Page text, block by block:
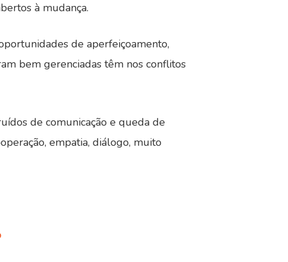
à mudança.
de aperfeiçoamento,
bem gerenciadas têm nos conflitos
de comunicação e queda de
empatia, diálogo, muito